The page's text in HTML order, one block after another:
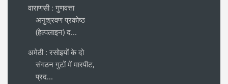
वाराणसी : गुणवत्ता
अनुश्रवण प्रकोष्ठ
(हेल्पलाइन) द...
अमेठी : रसोइयों के दो
संगठन गुटों में मारपीट,
प्रद...